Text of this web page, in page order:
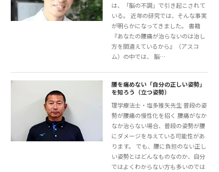
は、「脳の不調」で引き起こされて
いる。 近年の研究では、そんな事実
が明らかになってきました。 書籍
『あなたの腰痛が治らないのは治し
方を間違えているから』（アスコ
ム）の中では、 脳…
腰を痛めない「自分の正しい姿勢」
を知ろう（立つ姿勢）
理学療法士・塩多雅矢先生 普段の姿
勢が腰痛の慢性化を招く 腰痛がなか
なか治らない場合、普段の姿勢が腰
にダメージを与えている可能性があ
ります。 でも、腰に負担のない正し
い姿勢とはどんなものなのか、自分
ではよくわからない方も多いのでは